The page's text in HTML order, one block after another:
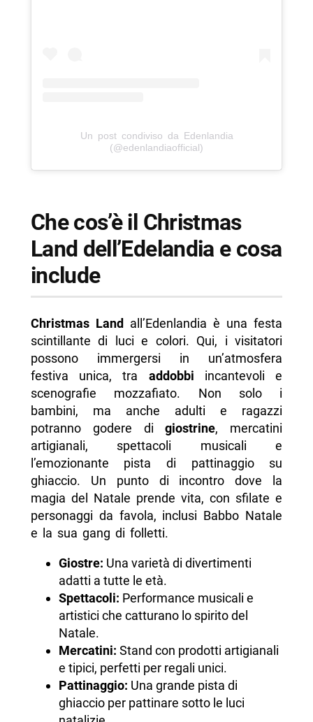
Un post condiviso da Edenlandia
(@edenlandiaofficial)
Che cos’è il Christmas
Land dell’Edelandia e cosa
include
Christmas Landall’Edenlandia è una festa
scintillante di luci e colori. Qui, i visitatori
possono immergersi in un’atmosfera
festiva unica, tra addobbi incantevoli e
scenografie mozzafiato. Non solo i
bambini, ma anche adulti e ragazzi
potranno godere digiostrine, mercatini
artigianali, spettacoli musicali e
l’emozionante pista di pattinaggio su
ghiaccio. Un punto di incontro dove la
magia del Natale prende vita, con sfilate e
personaggi da favola, inclusi Babbo Natale
e la sua gang di folletti.
Giostre: Una varietà di divertimenti
adatti a tutte le età.
Spettacoli: Performance musicali e
artistici che catturano lo spirito del
Natale.
Mercatini: Stand con prodotti artigianali
e tipici, perfetti per regali unici.
Pattinaggio: Una grande pista di
ghiaccio per pattinare sotto le luci